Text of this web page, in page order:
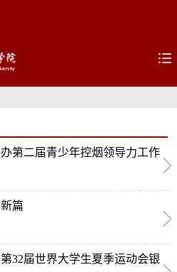
第二届青少年控烟领导力工作
篇
32届世界大学生夏季运动会银